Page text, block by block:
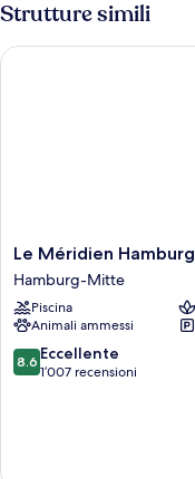
Strutture simili
Le
Méridien
Hamburg
Hamburg-
Mitte
Le Méridien Hamburg
Hamburg-Mitte
Piscina
Animali ammessi
8.6
su
8.6 Eccellente
1’007 recensioni
Le Méridien Hamburg